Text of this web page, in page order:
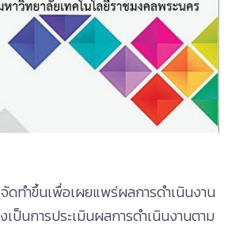
ดทำขึ้นเพื่อเผยแพร่ผลการดำเนินงาน
ป็นการประเมินผลการดำเนินงานตาม